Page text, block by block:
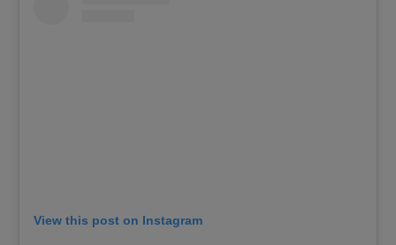
View this post on Instagram